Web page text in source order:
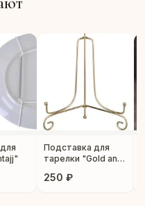
Подставка для
тарелки "Gold and
250 ₽